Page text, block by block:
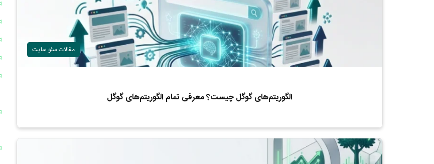
مقالات سئو سایت
الگوریتم‌های گوگل چیست؟ معرفی تمام الگوریتم‌های گوگل